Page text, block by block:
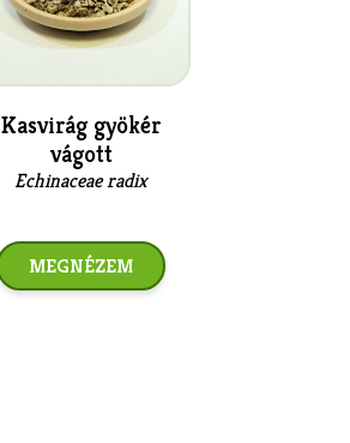
Kasvirág gyökér
vágott
Echinaceae radix
MEGNÉZEM